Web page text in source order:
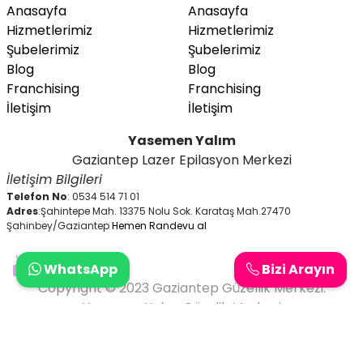
Anasayfa
Hizmetlerimiz
Şubelerimiz
Blog
Franchising
İletişim
Anasayfa
Hizmetlerimiz
Şubelerimiz
Blog
Franchising
İletişim
Yasemen Yalım
Gaziantep Lazer Epilasyon Merkezi
İletişim Bilgileri
Telefon No: 0534 514 71 01
Adres:Şahintepe Mah. 13375 Nolu Sok. Karataş Mah.27470
Şahinbey/GaziantepHemen Randevu al
Copyright © 2023 Gaziantep Güzellik Merkezi.
Yasemen Yalım Güzelik Merkezi
Bizi Arayın
WhatsApp